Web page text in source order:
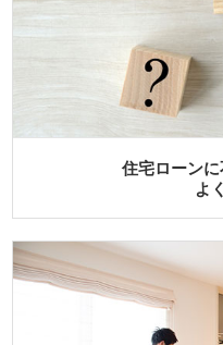
住宅ロー
他社で